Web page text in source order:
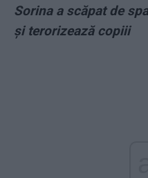
Sorina a scăpat de
și terorizează copiii